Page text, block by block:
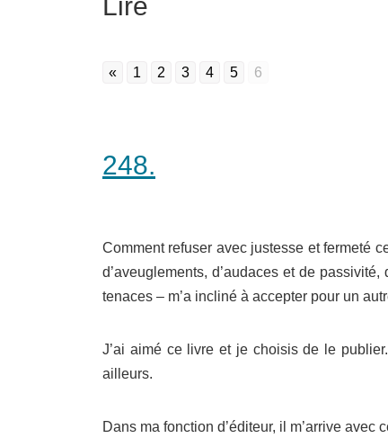
« 1 2 3 4 5 6
248.
Comment refuser avec justesse et fermeté
d’aveuglements, d’audaces et de
tenaces – m’a incliné à accepter pour un
J’ai aimé ce livre et je choisis de le
ailleurs.
Dans ma fonction d’éditeur, il m’arrive